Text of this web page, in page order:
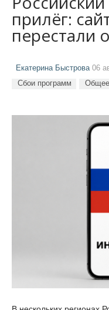
прилёг:
перестали
Екатерина Быстрова06
Сбои программ Общее